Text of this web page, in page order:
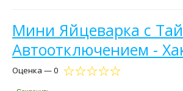
Мини Яйцеварка с
Автоотключением -
Оценка — 0